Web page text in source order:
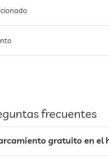
frecuentes
gratuito en el